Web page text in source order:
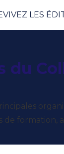
LES
formation,